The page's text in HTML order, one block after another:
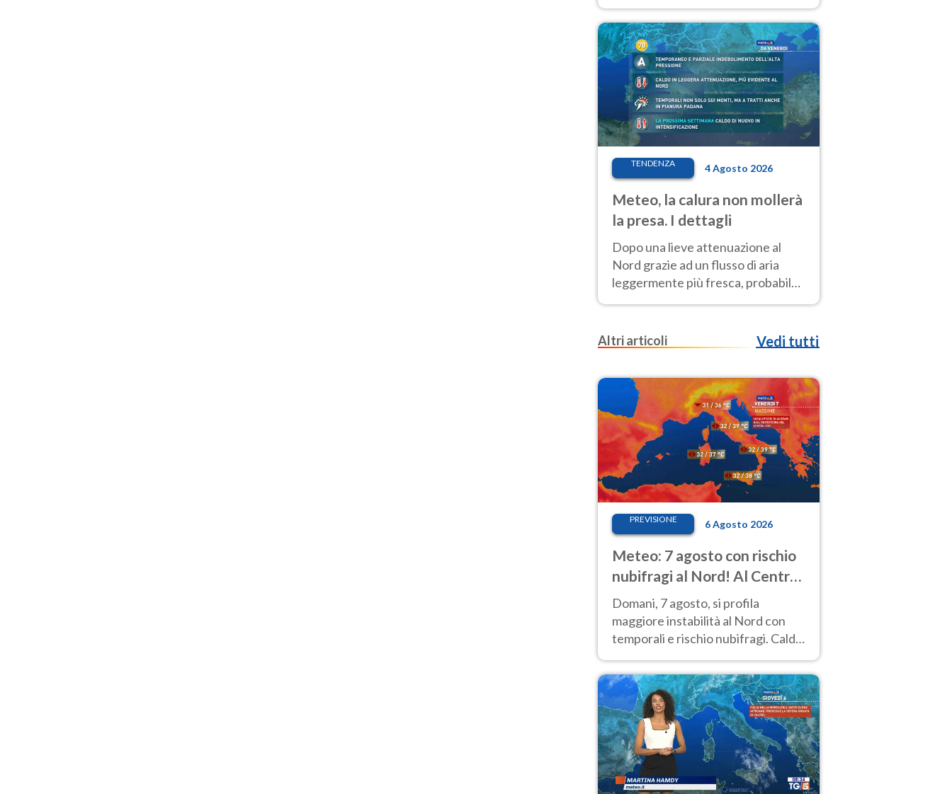
giorni, compresa la settimana di
Ferragosto
TENDENZA 4 Agosto 2026
Meteo, la calura non mollerà
la presa. I dettagli
Dopo una lieve attenuazione al
Nord grazie ad un flusso di aria
leggermente più fresca, probabile
nuovo rinforzo dell’anticiclone
Altri articoli
Vedi tutti
PREVISIONE 6 Agosto 2026
Meteo: 7 agosto con rischio
nubifragi al Nord! Al Centro-
Sud caldo estremo
Domani, 7 agosto, si profila
maggiore instabilità al Nord con
temporali e rischio nubifragi. Caldo
previsioni.